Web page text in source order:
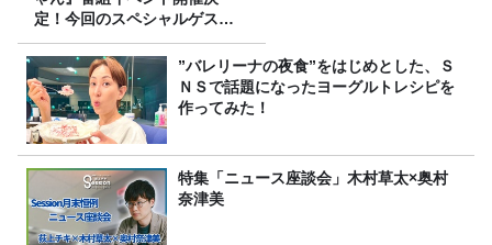
定！今回のスペシャルゲスト
は、タカアンドトシ！
”バレリーナの夜食”をはじめとした、Ｓ
ＮＳで話題になったヨーグルトレシピを
作ってみた！
特集「ニュース座談会」木村草太×奥村
奈津美